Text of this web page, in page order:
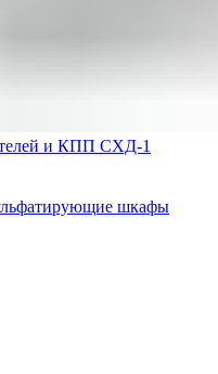
и КПП СХД-1
шкафы